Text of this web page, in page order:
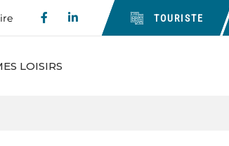
Lien vers le compte Facebook
Lien vers le compte Linkedin
TOURISTE
LOISIRS